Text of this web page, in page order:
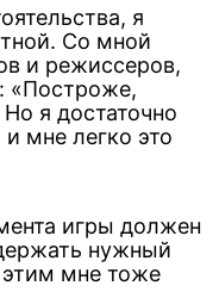
я
Со мной
и режиссеров,
«Построже,
я достаточно
мне легко это
игры должен
нужный
этим мне тоже